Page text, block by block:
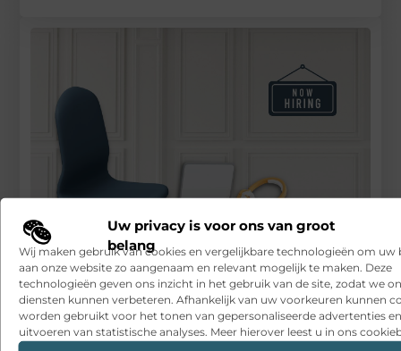
Uw privacy is voor ons van groot
belang
Wij maken gebruik van cookies en vergelijkbare technologieën om uw
aan onze website zo aangenaam en relevant mogelijk te maken. Deze
technologieën geven ons inzicht in het gebruik van de site, zodat we
diensten kunnen verbeteren. Afhankelijk van uw voorkeuren kunnen
worden gebruikt voor het tonen van gepersonaliseerde advertenties
uitvoeren van statistische analyses. Meer hierover leest u in ons
Uitzendbureau Breda helpt je vooruit
RECENTE BERICHTEN
Snelle sfeerverbetering met accessoires die altijd passen